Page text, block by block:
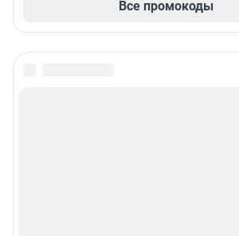
Все промокоды